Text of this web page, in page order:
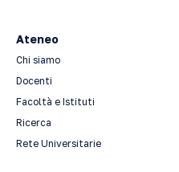
Ateneo
Chi siamo
Docenti
Facoltà e Istituti
Ricerca
Rete Universitarie